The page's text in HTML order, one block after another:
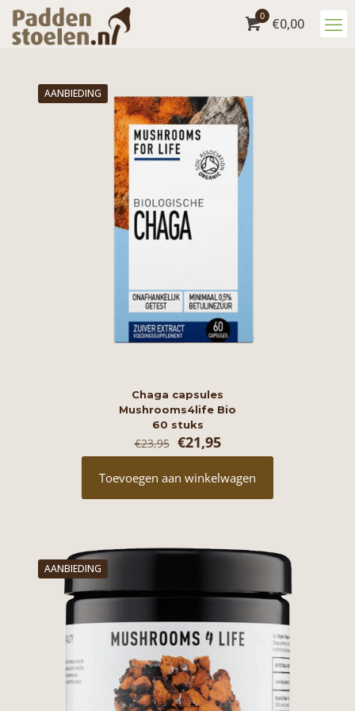
0 €0,00
AANBIEDING
Chaga capsules
Mushrooms4life Bio
60 stuks
€23,95 Oorspronkelijke
prijs
was:
€23,95.
€21,95Huidige
prijs
is:
€21,95.
Toevoegen aan winkelwagen
AANBIEDING